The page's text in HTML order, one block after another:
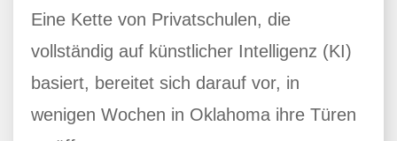
Eine Kette von Privatschulen, die
vollständig auf künstlicher Intelligenz (KI)
basiert, bereitet sich darauf vor, in
wenigen Wochen in Oklahoma ihre Türen